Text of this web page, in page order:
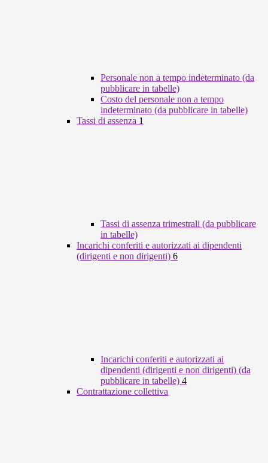
Personale non a tempo indeterminato (da
pubblicare in tabelle)
Costo del personale non a tempo
indeterminato (da pubblicare in tabelle)
Tassi di assenza 1
Tassi di assenza trimestrali (da pubblicare
in tabelle)
Incarichi conferiti e autorizzati ai dipendenti
(dirigenti e non dirigenti) 6
Incarichi conferiti e autorizzati ai
dipendenti (dirigenti e non dirigenti) (da
pubblicare in tabelle) 4
Contrattazione collettiva